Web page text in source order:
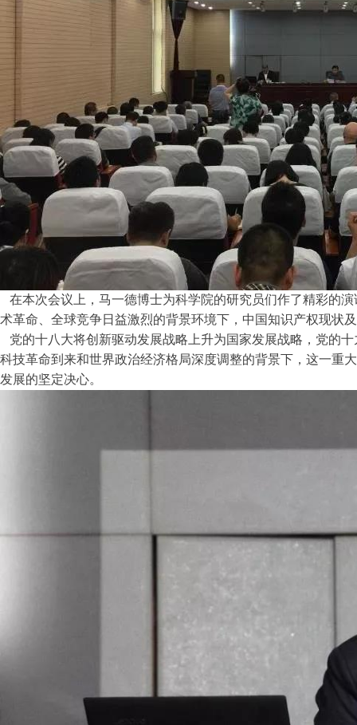
在本次会议上，马一德博士为科学院的研究员们作了精彩的
术革命、全球竞争日益激烈的背景环境下，中国知识产权现状
党的十八大将创新驱动发展战略上升为国家发展战略，党的
科技革命到来和世界政治经济格局深度调整的背景下，这一重
发展的坚定决心。